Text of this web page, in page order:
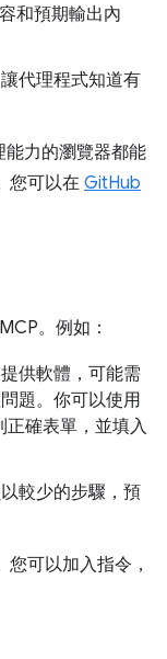
和預期輸出內
代理程式知道有
能力的瀏覽器都能
您可以在 GitHub
。例如：
供軟體，可能需
題。你可以使用
確表單，並填入
較少的步驟，預
可以加入指令，